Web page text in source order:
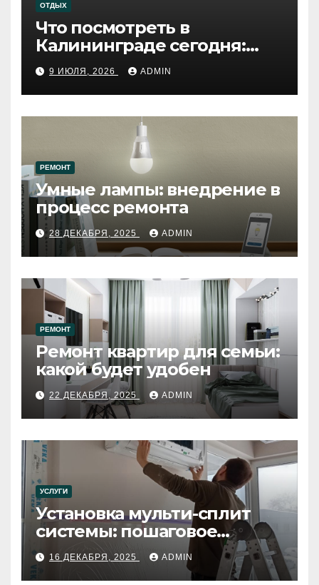
ОТДЫХ
Что посмотреть в
Калининграде сегодня:
путеводитель по самому
западному городу России
9 ИЮЛЯ, 2026 ADMIN
РЕМОНТ
Умные лампы: внедрение в
процесс ремонта
28 ДЕКАБРЯ, 2025 ADMIN
РЕМОНТ
Ремонт квартир для семьи:
какой будет удобен
22 ДЕКАБРЯ, 2025 ADMIN
УСЛУГИ
Установка мульти-сплит
системы: пошаговое
руководство
16 ДЕКАБРЯ, 2025 ADMIN